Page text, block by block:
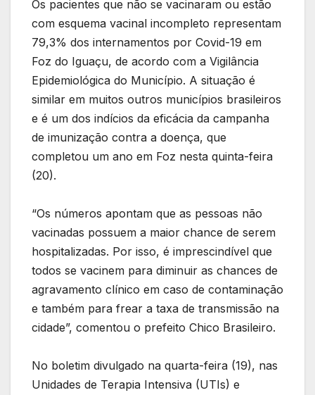
Os pacientes que não se vacinaram ou estão
com esquema vacinal incompleto representam
79,3% dos internamentos por Covid-19 em
Foz do Iguaçu, de acordo com a Vigilância
Epidemiológica do Município. A situação é
similar em muitos outros municípios brasileiros
e é um dos indícios da eficácia da campanha
de imunização contra a doença, que
completou um ano em Foz nesta quinta-feira
(20).
“Os números apontam que as pessoas não
vacinadas possuem a maior chance de serem
hospitalizadas. Por isso, é imprescindível que
todos se vacinem para diminuir as chances de
agravamento clínico em caso de contaminação
e também para frear a taxa de transmissão na
cidade”, comentou o prefeito Chico Brasileiro.
No boletim divulgado na quarta-feira (19), nas
Unidades de Terapia Intensiva (UTIs) e